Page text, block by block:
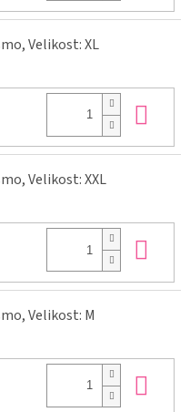
Velikost: XL
Velikost: XXL
Velikost: M